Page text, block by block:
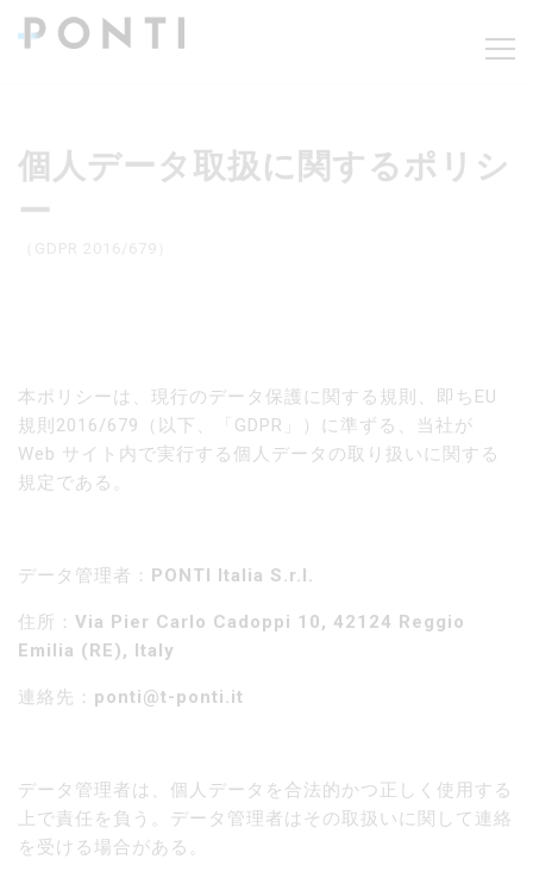
個人データ取扱に関するポリシ
ー
（GDPR 2016/679）
本ポリシーは、現行のデータ保護に関する規則、即ちEU
規則2016/679（以下、「GDPR」）に準ずる、当社が
Web サイト内で実行する個人データの取り扱いに関する
規定である。
データ管理者： PONTI Italia S.r.l.
住所： Via Pier Carlo Cadoppi 10, 42124 Reggio
Emilia (RE), Italy
連絡先： ponti@t-ponti.it
データ管理者は、個人データを合法的かつ正しく使用する
上で責任を負う。データ管理者はその取扱いに関して連絡
を受ける場合がある。